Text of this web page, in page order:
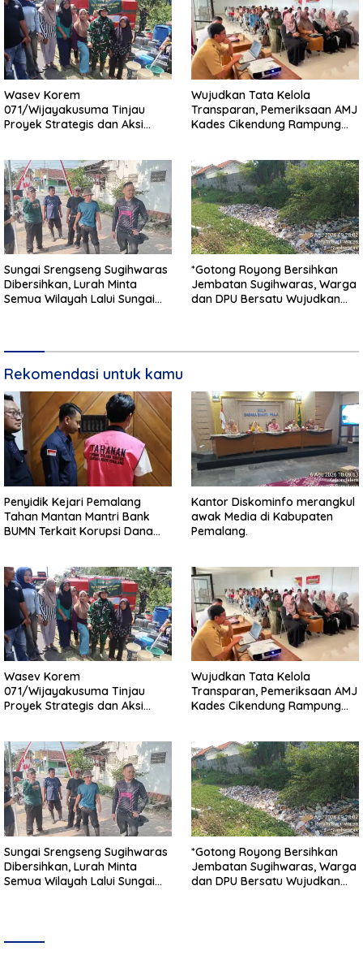
Wasev Korem
071/Wijayakusuma Tinjau
Proyek Strategis dan Aksi
Wujudkan Tata Kelola
Transparan, Pemeriksaan AMJ
Kades Cikendung Rampung
Sungai Srengseng Sugihwaras
Dibersihkan, Lurah Minta
Semua Wilayah Lalui Sungai
*Gotong Royong Bersihkan
Jembatan Sugihwaras, Warga
dan DPU Bersatu Wujudkan
Rekomendasi untuk kamu
Penyidik Kejari Pemalang
Tahan Mantan Mantri Bank
BUMN Terkait Korupsi Dana
Kantor Diskominfo merangkul
awak Media di Kabupaten
Pemalang.
Wasev Korem
071/Wijayakusuma Tinjau
Proyek Strategis dan Aksi
Wujudkan Tata Kelola
Transparan, Pemeriksaan AMJ
Kades Cikendung Rampung
Sungai Srengseng Sugihwaras
Dibersihkan, Lurah Minta
Semua Wilayah Lalui Sungai
*Gotong Royong Bersihkan
Jembatan Sugihwaras, Warga
dan DPU Bersatu Wujudkan